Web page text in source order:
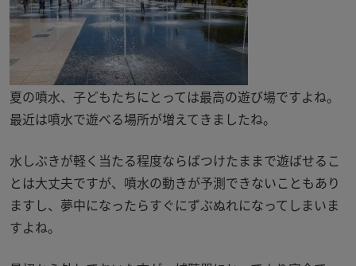
夏の噴水、子どもたちにとっては最高の遊び場ですよね。
最近は噴水で遊べる場所が増えてきましたね。
水しぶきが軽く当たる程度ならばつけたままで遊ばせるこ
とは大丈夫ですが、噴水の動きが予測できないこともあり
ますし、夢中になったらすぐにずぶぬれになってしまいま
すよね。